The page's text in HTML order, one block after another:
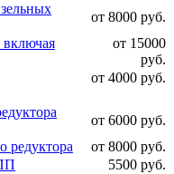
от 8000 руб.
включая
от 15000
руб.
от 4000 руб.
от 6000 руб.
редуктора
от 8000 руб.
5500 руб.